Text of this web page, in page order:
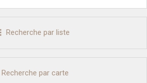
Recherche par liste
Recherche par carte